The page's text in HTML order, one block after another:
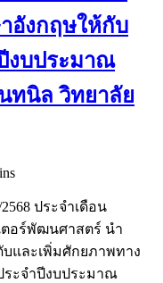
อังกฤษให้กับ
งบประมาณ
ทนิล วิทยาลัย
ประจำเดือน
ตอร์พัฒนศาสตร์ นำ
บและเพิ่มศักยภาพทาง
ระจำปีงบประมาณ